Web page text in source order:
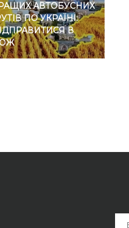
АВТОБУСНИХ
ПО УКРАЇНІ:
В